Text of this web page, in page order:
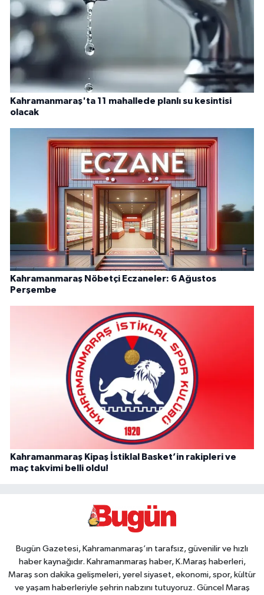
Kahramanmaraş'ta 11 mahallede planlı su kesintisi
olacak
Kahramanmaraş Nöbetçi Eczaneler: 6 Ağustos
Perşembe
Kahramanmaraş Kipaş İstiklal Basket’in rakipleri ve
maç takvimi belli oldu!
Bugün Gazetesi, Kahramanmaraş’ın tarafsız, güvenilir ve hızlı
haber kaynağıdır. Kahramanmaraş haber, K.Maraş haberleri,
Maraş son dakika gelişmeleri, yerel siyaset, ekonomi, spor, kültür
ve yaşam haberleriyle şehrin nabzını tutuyoruz. Güncel Maraş